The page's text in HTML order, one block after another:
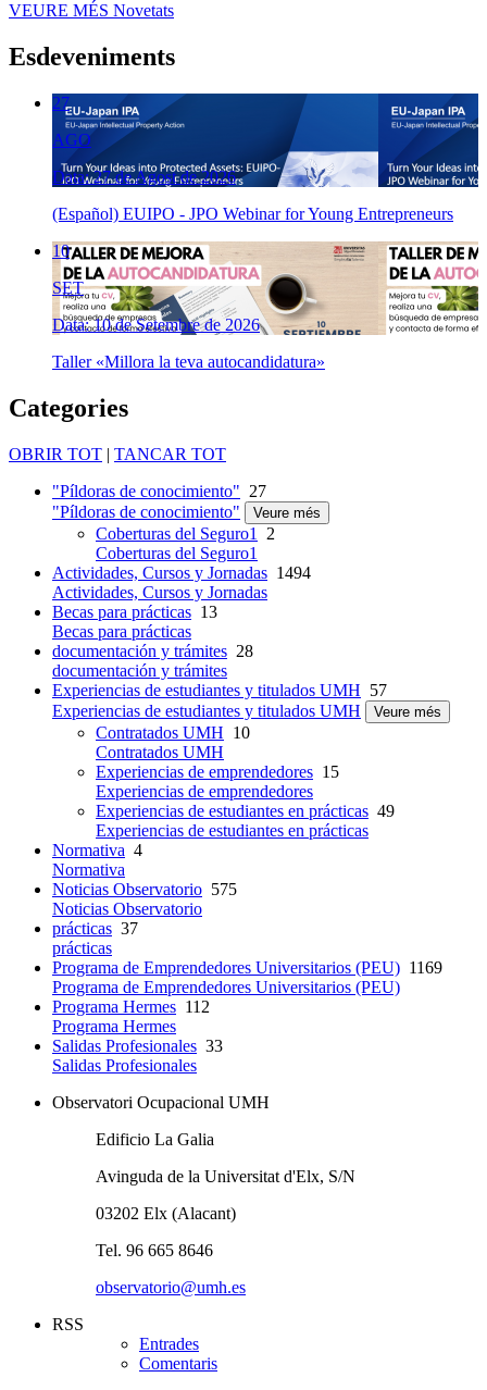
VEURE MÉS Novetats
Esdeveniments
27
AGO
Data: 27 de Agost de 2026
(Español) EUIPO - JPO Webinar for Young Entrepreneurs
10
SET
Data: 10 de Setembre de 2026
Taller «Millora la teva autocandidatura»
Categories
OBRIR TOT | TANCAR TOT
"Píldoras de conocimiento" 27
"Píldoras de conocimiento"
Veure més
Coberturas del Seguro1
2
Coberturas del Seguro1
Actividades, Cursos y Jornadas 1494
Actividades, Cursos y Jornadas
Becas para prácticas 13
Becas para prácticas
documentación y trámites 28
documentación y trámites
Experiencias de estudiantes y titulados UMH 57
Experiencias de estudiantes y titulados UMH
Veure més
Contratados UMH 10
Contratados UMH
Experiencias de emprendedores 15
Experiencias de emprendedores
Experiencias de estudiantes en prácticas 49
Experiencias de estudiantes en prácticas
Normativa 4
Normativa
Noticias Observatorio 575
Noticias Observatorio
prácticas 37
prácticas
Programa de Emprendedores Universitarios (PEU) 1169
Programa de Emprendedores Universitarios (PEU)
Programa Hermes 112
Programa Hermes
Salidas Profesionales 33
Salidas Profesionales
Observatori Ocupacional UMH
Edificio La Galia
Avinguda de la Universitat d'Elx, S/N
03202 Elx (Alacant)
Tel. 96 665 8646
observatorio@umh.es
RSS
Entrades
Comentaris